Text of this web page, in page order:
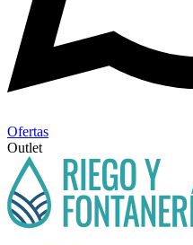
Ofertas
Outlet